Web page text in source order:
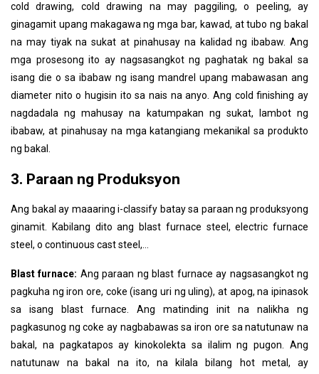
cold drawing, cold drawing na may paggiling, o peeling, ay
ginagamit upang makagawa ng mga bar, kawad, at tubo ng bakal
na may tiyak na sukat at pinahusay na kalidad ng ibabaw. Ang
mga prosesong ito ay nagsasangkot ng paghatak ng bakal sa
isang die o sa ibabaw ng isang mandrel upang mabawasan ang
diameter nito o hugisin ito sa nais na anyo. Ang cold finishing ay
nagdadala ng mahusay na katumpakan ng sukat, lambot ng
ibabaw, at pinahusay na mga katangiang mekanikal sa produkto
ng bakal.
3. Paraan ng Produksyon
Ang bakal ay maaaring i-classify batay sa paraan ng produksyong
ginamit. Kabilang dito ang blast furnace steel, electric furnace
steel, o continuous cast steel,...
Blast furnace: Ang paraan ng blast furnace ay nagsasangkot ng
pagkuha ng iron ore, coke (isang uri ng uling), at apog, na ipinasok
sa isang blast furnace. Ang matinding init na nalikha ng
pagkasunog ng coke ay nagbabawas sa iron ore sa natutunaw na
bakal, na pagkatapos ay kinokolekta sa ilalim ng pugon. Ang
natutunaw na bakal na ito, na kilala bilang hot metal, ay